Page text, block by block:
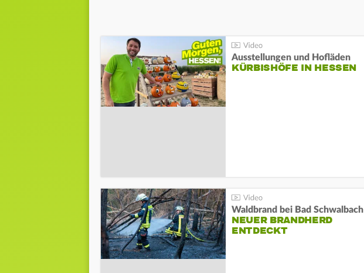
Ausstellungen und Hofläden
KÜRBISHÖFE IN HESSEN
Waldbrand bei Bad Schwalbach
NEUER BRANDHERD
ENTDECKT